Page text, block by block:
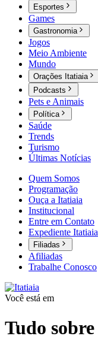
Esportes
Games
Gastronomia
Jogos
Meio Ambiente
Mundo
Orações Itatiaia
Podcasts
Pets e Animais
Política
Saúde
Trends
Turismo
Últimas Notícias
Quem Somos
Programação
Ouça a Itatiaia
Institucional
Entre em Contato
Expediente Itatiaia
Filiadas
Afiliadas
Trabalhe Conosco
Você está em
Tudo sobre